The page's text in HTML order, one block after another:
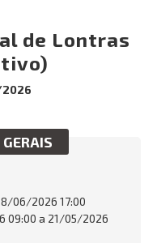
de Lontras
06/2026 17:00
09:00 a 21/05/2026